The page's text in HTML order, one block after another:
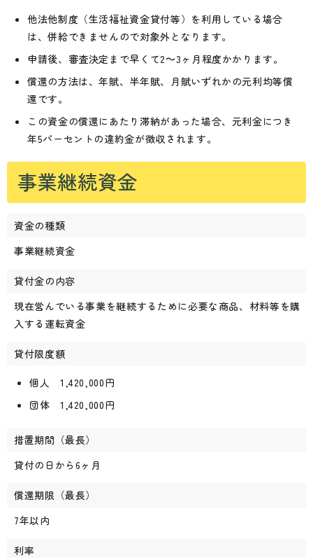
他法他制度（生活福祉資金貸付等）を利用している場合
は、併給できませんので対象外となります。
申請後、審査決定まで早くて2～3ヶ月程度かかります。
償還の方法は、年賦、半年賦、月賦いずれかの元利均等償
還です。
この資金の償還にあたり滞納があった場合、元利金につき
年5パーセントの違約金が徴収されます。
事業継続資金
資金の種類
事業継続資金
貸付金の内容
現在営んでいる事業を継続するために必要な商品、材料等を購
入する運転資金
貸付限度額
個人 1,420,000円
団体 1,420,000円
措置期間（最長）
貸付の日から6ヶ月
償還期限（最長）
7年以内
利率